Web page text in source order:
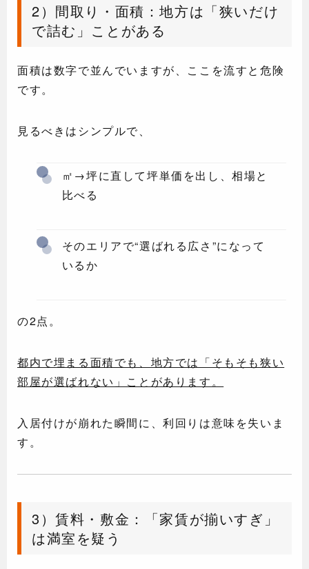
2）間取り・面積：地方は「狭いだけ
で詰む」ことがある
面積は数字で並んでいますが、ここを流すと危険
です。
見るべきはシンプルで、
㎡→坪に直して坪単価を出し、相場と
比べる
そのエリアで“選ばれる広さ”になって
いるか
の2点。
都内で埋まる面積でも、地方では「そもそも狭い
部屋が選ばれない」ことがあります。
入居付けが崩れた瞬間に、利回りは意味を失いま
す。
3）賃料・敷金：「家賃が揃いすぎ」
は満室を疑う